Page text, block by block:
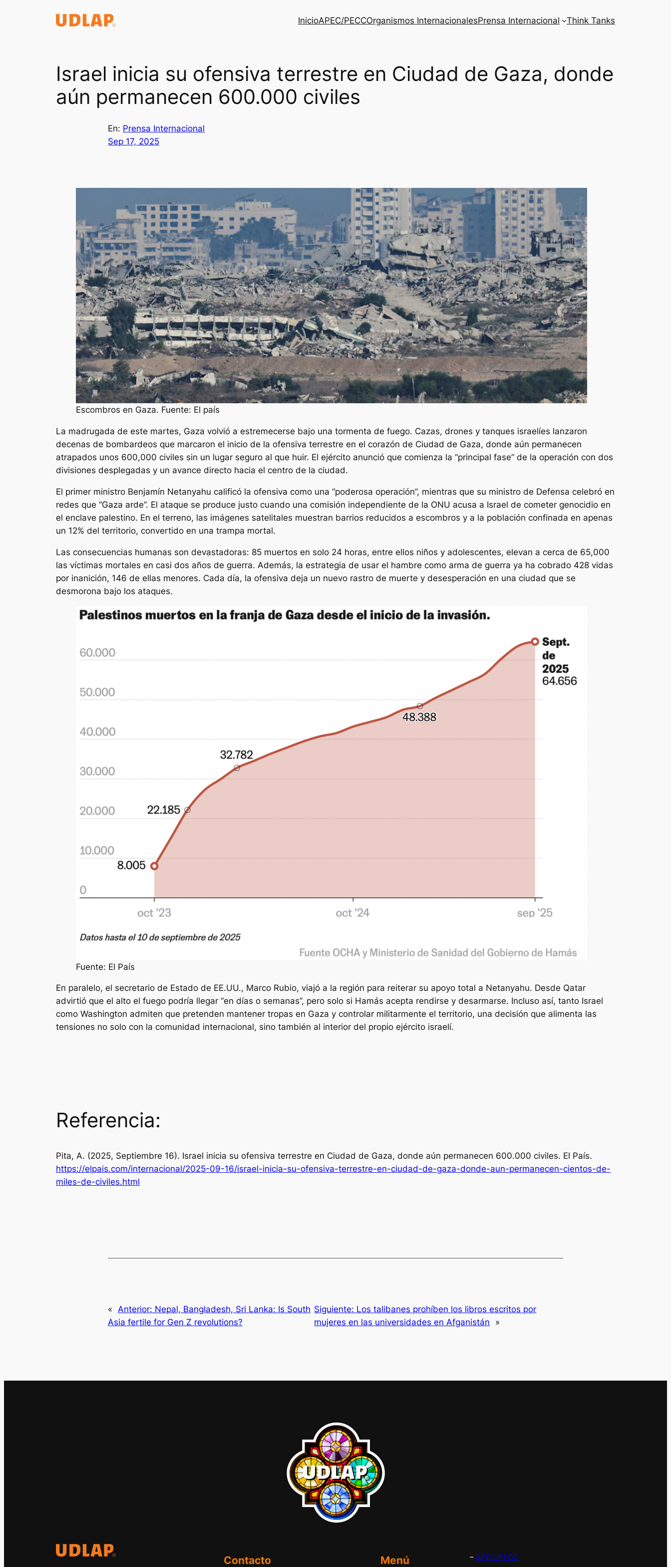
InicioAPEC/PECCOrganismos InternacionalesPrensa Internacional Think Tanks
Israel inicia su ofensiva terrestre en Ciudad de Gaza, donde
aún permanecen 600.000 civiles
En: Prensa Internacional
Sep 17, 2025
Escombros en Gaza. Fuente: El país
La madrugada de este martes, Gaza volvió a estremecerse bajo una tormenta de fuego. Cazas, drones y tanques israelíes lanzaron
decenas de bombardeos que marcaron el inicio de la ofensiva terrestre en el corazón de Ciudad de Gaza, donde aún permanecen
atrapados unos 600,000 civiles sin un lugar seguro al que huir. El ejército anunció que comienza la “principal fase” de la operación con dos
divisiones desplegadas y un avance directo hacia el centro de la ciudad.
El primer ministro Benjamín Netanyahu calificó la ofensiva como una “poderosa operación”, mientras que su ministro de Defensa celebró en
redes que “Gaza arde”. El ataque se produce justo cuando una comisión independiente de la ONU acusa a Israel de cometer genocidio en
el enclave palestino. En el terreno, las imágenes satelitales muestran barrios reducidos a escombros y a la población confinada en apenas
un 12% del territorio, convertido en una trampa mortal.
Las consecuencias humanas son devastadoras: 85 muertos en solo 24 horas, entre ellos niños y adolescentes, elevan a cerca de 65,000
las víctimas mortales en casi dos años de guerra. Además, la estrategia de usar el hambre como arma de guerra ya ha cobrado 428 vidas
por inanición, 146 de ellas menores. Cada día, la ofensiva deja un nuevo rastro de muerte y desesperación en una ciudad que se
desmorona bajo los ataques.
Fuente: El País
En paralelo, el secretario de Estado de EE.UU., Marco Rubio, viajó a la región para reiterar su apoyo total a Netanyahu. Desde Qatar
advirtió que el alto el fuego podría llegar “en días o semanas”, pero solo si Hamás acepta rendirse y desarmarse. Incluso así, tanto Israel
como Washington admiten que pretenden mantener tropas en Gaza y controlar militarmente el territorio, una decisión que alimenta las
tensiones no solo con la comunidad internacional, sino también al interior del propio ejército israelí.
Referencia:
Pita, A. (2025, Septiembre 16). Israel inicia su ofensiva terrestre en Ciudad de Gaza, donde aún permanecen 600.000 civiles. El País.
https://elpais.com/internacional/2025-09-16/israel-inicia-su-ofensiva-terrestre-en-ciudad-de-gaza-donde-aun-permanecen-cientos-de-
miles-de-civiles.html
« Anterior: Nepal, Bangladesh, Sri Lanka: Is South
Asia fertile for Gen Z revolutions?
Siguiente: Los talibanes prohíben los libros escritos por
mujeres en las universidades en Afganistán
»
Contacto Menú – APEC/PECC